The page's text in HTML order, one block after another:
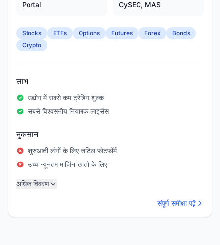
Portal
CySEC, MAS
Stocks ETFs Options Futures Forex
Bonds
Crypto
लाभ
उद्योग में सबसे कम ट्रेडिंग शुल्क
सबसे विश्वसनीय नियामक लाइसेंस
नुकसान
शुरुआती लोगों के लिए जटिल प्लेटफॉर्म
उच्च न्यूनतम मार्जिन खातों के लिए
अधिक विवरण
संपूर्ण समीक्षा पढ़ें